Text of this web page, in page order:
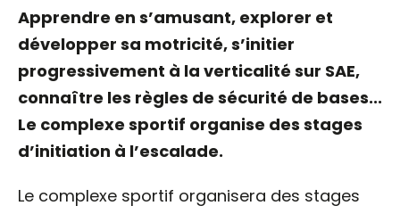
Apprendre en s’amusant, explorer et
développer sa motricité, s’initier
progressivement à la verticalité sur SAE,
connaître les règles de sécurité de bases...
Le complexe sportif organise des stages
d’initiation à l’escalade.
Le complexe sportif organisera des stages